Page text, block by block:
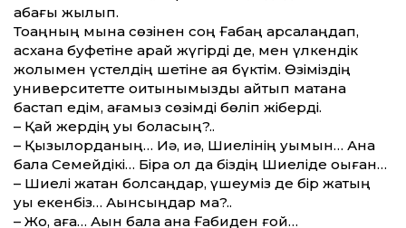
қабағы жылып.
Тоқаңның мына сөзінен соң Ғабаң арсалаңдап,
асхана буфетіне қарай жүгірді де, мен үлкендік
жолымен үстелдің шетіне аяқ бүктім. Өзіміздің
университетте оқитынымызды айтып мақтана
бастап едім, ағамыз сөзімді бөліп жіберді.
– Қай жердің қуы боласың?..
– Қызылорданың… Иә, иә, Шиелінің қуымын… Ана
бала Семейдікі… Бірақ ол да біздің Шиеліде оқыған…
– Шиелі жақтан болсаңдар, үшеуміз де бір жақтың
қуы екенбіз… Ақынсыңдар ма?..
– Жоқ, аға… Ақын бала ана Ғабиден ғой…